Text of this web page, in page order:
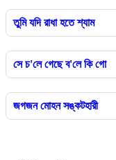
তুমি যদি রাধা হতে শ্যাম
সে চ'লে গেছে ব'লে কি গো
জগজন মোহন সঙ্কটহারী